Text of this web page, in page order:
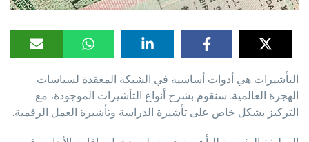
التأشيرات هي أدوات أساسية في الشبكة المعقدة لسياسات
الهجرة العالمية. سنقوم بشرح أنواع التأشيرات الموجودة، مع
التركيز بشكل خاص على تأشيرة الدراسة وتأشيرة العمل الرقمية.